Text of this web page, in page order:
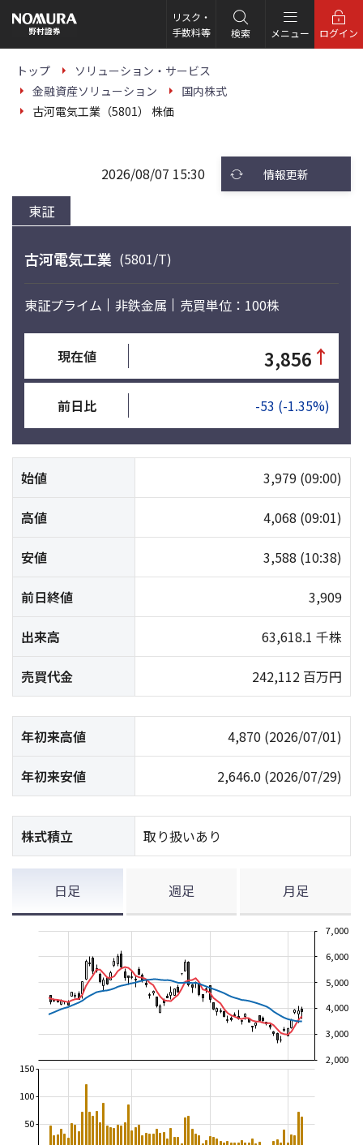
の
ー
リスク・
手数料等
検索 メニュー ログイン
トップ
ソリューション・サービス
金融資産ソリューション
国内株式
古河電気工業（5801） 株価
東証
2026/08/07 15:30 情報更新
古河電気工業 (5801/T)
東証プライム 非鉄金属 売買単位：100株
現在値 3,856 ↑
前日比 -53 (-1.35%)
始値 3,979 (09:00)
高値 4,068 (09:01)
安値 3,588 (10:38)
前日終値 3,909
出来高 63,618.1 千株
売買代金 242,112 百万円
年初来高値 4,870 (2026/07/01)
年初来安値 2,646.0 (2026/07/29)
株式積立 取り扱いあり
日足 週足 月足
2,000
3,000
4,000
5,000
6,000
7,000
50
100
150